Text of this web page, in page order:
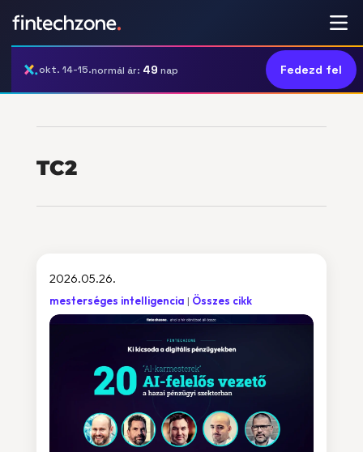
okt. 14-15.normál ár: 49 nap Fedezd fel
TC2
2026.05.26.
mesterséges intelligencia Összes cikk